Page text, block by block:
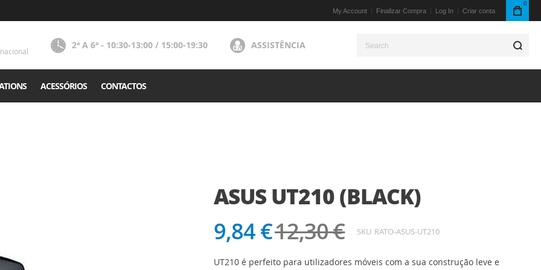
My Account Finalizar Compra Log In Criar conta
0
2ª A 6ª - 10:30-13:00 / 15:00-19:30
ASSISTÊNCIA
ACESSÓRIOS CONTACTOS
ASUS UT210 (BLACK)
9,84 €12,30 € SKU RATO-ASUS-UT210
UT210 é perfeito para utilizadores móveis com a sua construção leve e